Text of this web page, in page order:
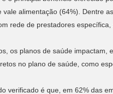
vale alimentação (64%). Dentre
rede de prestadores
os planos de saúde impactam,
no plano de saúde, como
verificado é que, em 62% das